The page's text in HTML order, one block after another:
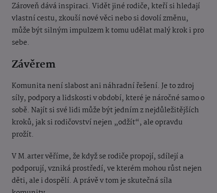
Zároveň dává inspiraci. Vidět jiné rodiče, kteří si hledají
vlastní cestu, zkouší nové věci nebo si dovolí změnu,
může být silným impulzem k tomu udělat malý krok i pro
sebe.
Závěrem
Komunita není slabost ani náhradní řešení. Je to zdroj
síly, podpory a lidskosti v období, které je náročné samo o
sobě. Najít si své lidi může být jedním z nejdůležitějších
kroků, jak si rodičovství nejen „odžít“, ale opravdu
prožít.
V M.arter věříme, že když se rodiče propojí, sdílejí a
podporují, vzniká prostředí, ve kterém mohou růst nejen
děti, ale i dospělí. A právě v tom je skutečná síla